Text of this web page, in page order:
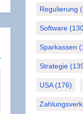
Regulierung
Software
Sparkassen
Strategie
USA(176)